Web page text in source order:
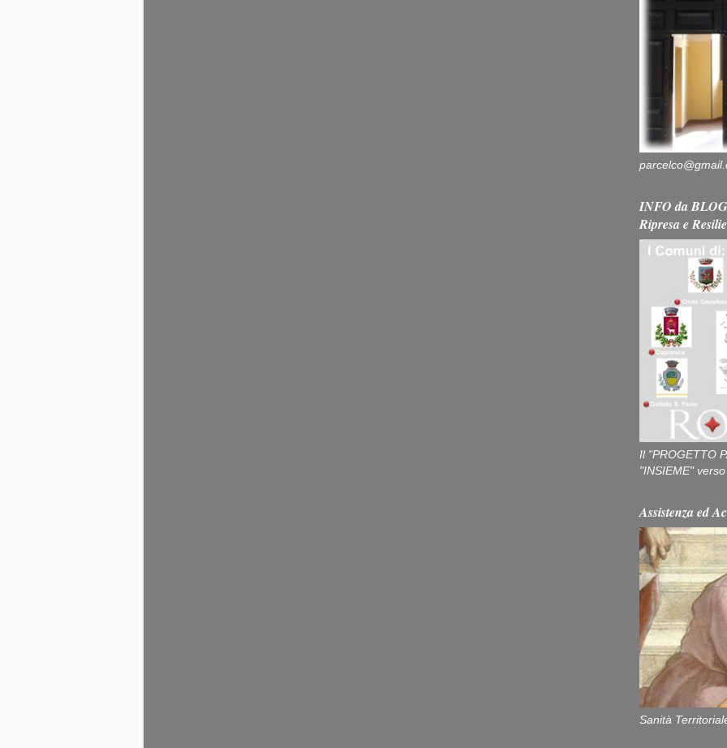
INFO da
Ripresa e
Il "PROGETTO
"INSIEME"
Assistenza ed
Sanità